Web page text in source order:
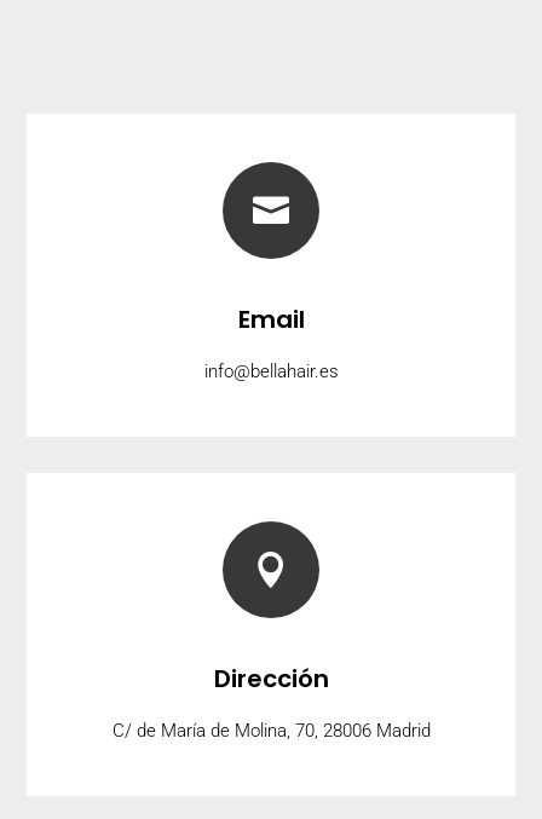

Email
info@bellahair.es

Dirección
C/ de María de Molina, 70, 28006 Madrid